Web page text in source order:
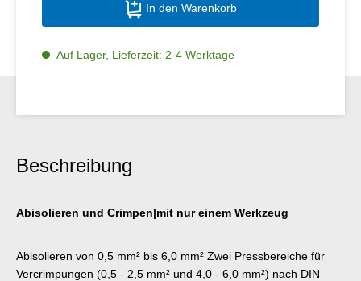
In den Warenkorb
Auf Lager, Lieferzeit: 2-4 Werktage
Beschreibung
Abisolieren und Crimpen|mit nur einem Werkzeug
Abisolieren von 0,5 mm² bis 6,0 mm² Zwei Pressbereiche für
Vercrimpungen (0,5 - 2,5 mm² und 4,0 - 6,0 mm²) nach DIN